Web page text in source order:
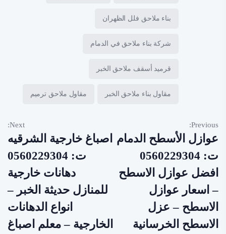
بناء ملاحق فلل الظهران
شركة بناء ملاحق في الدمام
قرميد أسقف ملاحق الخبر
مقاول بناء ملاحق الخبر مقاول ملاحق ترميم
Previous:
عوازل الأسطح الدمام
ت: 0560229304
افضل عوازل الاسطح
– اسعار عوازل
الاسطح – عزل
الاسطح الخرسانية
Next:
اصباغ خارجية الشرقيه
ت: 0560229304
دهانات خارجية
للمنازل حديثة الخبر –
انواع الدهانات
الخارجية – معلم اصباغ